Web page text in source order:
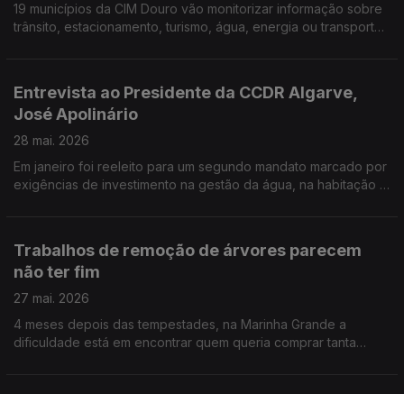
19 municípios da CIM Douro vão monitorizar informação sobre
trânsito, estacionamento, turismo, água, energia ou transportes
Entrevista ao Presidente da CCDR Algarve,
José Apolinário
28 mai. 2026
Em janeiro foi reeleito para um segundo mandato marcado por
exigências de investimento na gestão da água, na habitação e
Trabalhos de remoção de árvores parecem
não ter fim
27 mai. 2026
4 meses depois das tempestades, na Marinha Grande a
dificuldade está em encontrar quem queria comprar tanta